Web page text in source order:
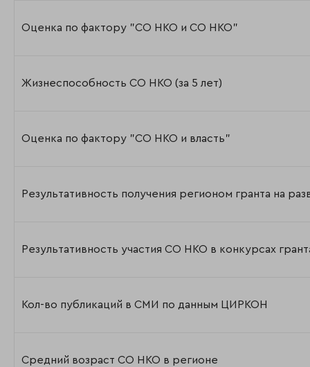
Оценка по фактору "СО НКО и СО НКО"
Жизнеспособность СО НКО (за 5 лет)
Оценка по фактору "СО НКО и власть"
Результативность получения регионом гранта на
Результативность участия СО НКО в конкурсах
Кол-во публикаций в СМИ по данным ЦИРКОН
Средний возраст СО НКО в регионе